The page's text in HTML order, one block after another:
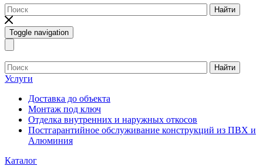
Найти
Toggle navigation
Найти
Услуги
Доставка до объекта
Монтаж под ключ
Отделка внутренних и наружных откосов
Постгарантийное обслуживание конструкций из ПВХ и
Алюминия
Каталог